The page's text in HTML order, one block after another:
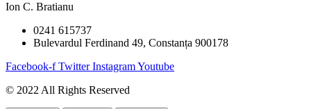
Ion C. Bratianu
0241 615737
Bulevardul Ferdinand 49, Constanța 900178
Facebook-f Twitter InstagramYoutube
© 2022 All Rights Reserved